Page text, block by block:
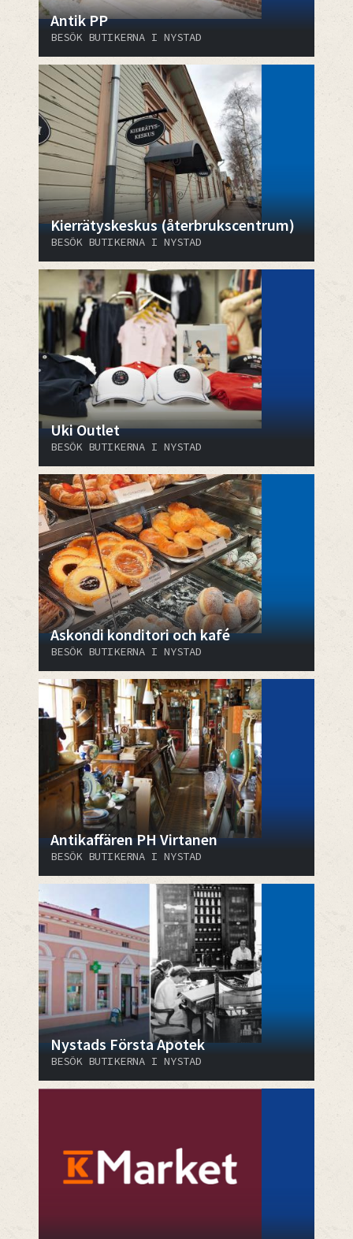
Antik PP
BESÖK BUTIKERNA I NYSTAD
Kierrätyskeskus (återbrukscentrum)
BESÖK BUTIKERNA I NYSTAD
Uki Outlet
BESÖK BUTIKERNA I NYSTAD
Askondi konditori och kafé
BESÖK BUTIKERNA I NYSTAD
Antikaffären PH Virtanen
BESÖK BUTIKERNA I NYSTAD
Nystads Första Apotek
BESÖK BUTIKERNA I NYSTAD